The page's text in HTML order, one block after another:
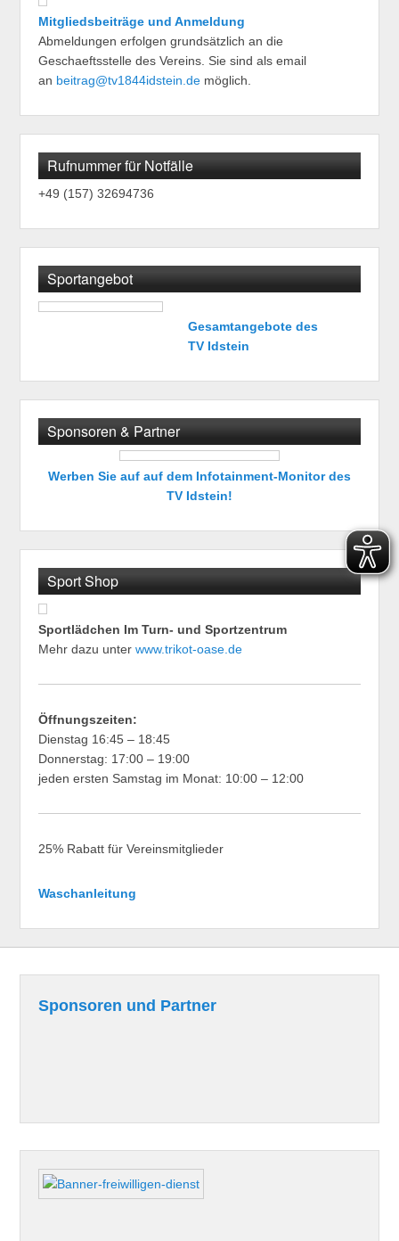
Mitgliedsbeiträge und Anmeldung
Abmeldungen erfolgen grundsätzlich an die
Geschaeftsstelle des Vereins. Sie sind als email
an beitrag@tv1844idstein.de möglich.
Rufnummer für Notfälle
+49 (157) 32694736
Sportangebot
Gesamtangebote des
TV Idstein
Sponsoren & Partner
Werben Sie auf auf dem Infotainment-Monitor des
TV Idstein!
Sport Shop
Sportlädchen Im Turn- und Sportzentrum
Mehr dazu unterwww.trikot-oase.de
Öffnungszeiten:
Dienstag 16:45 – 18:45
Donnerstag: 17:00 – 19:00
jeden ersten Samstag im Monat: 10:00 – 12:00
25% Rabatt für Vereinsmitglieder
Waschanleitung
Sponsoren und Partner